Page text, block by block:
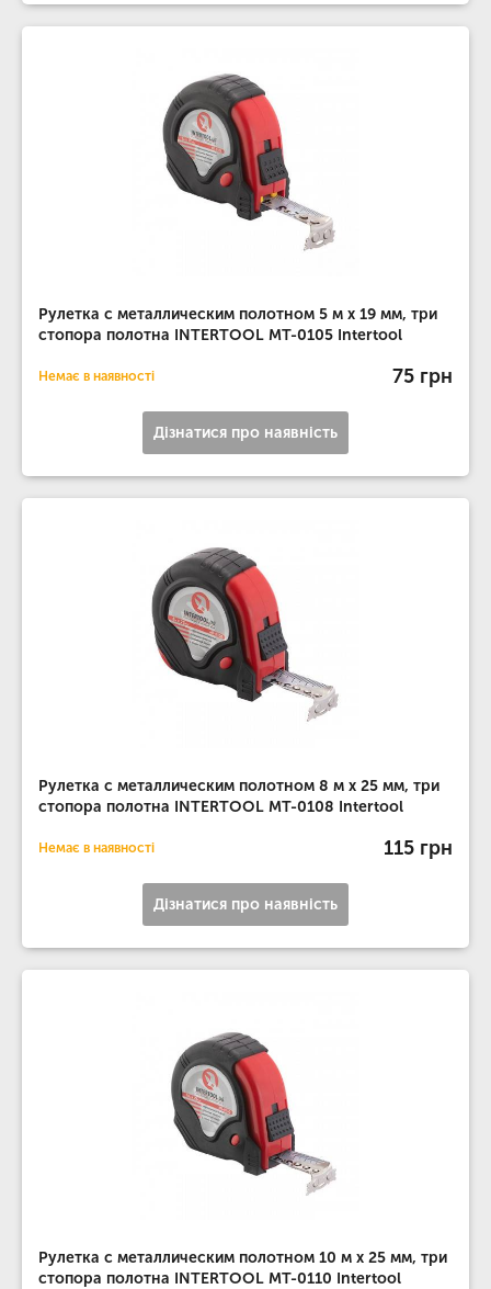
Рулетка с металлическим полотном 5 м x 19 мм, три
стопора полотна INTERTOOL MT-0105 Intertool
Немає в наявності 75 грн
Дізнатися про наявність
Рулетка с металлическим полотном 8 м x 25 мм, три
стопора полотна INTERTOOL MT-0108 Intertool
Немає в наявності 115 грн
Дізнатися про наявність
Рулетка с металлическим полотном 10 м x 25 мм, три
стопора полотна INTERTOOL MT-0110 Intertool